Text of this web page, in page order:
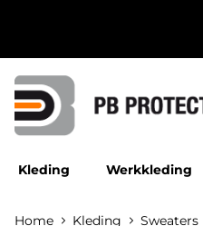
Kleding Werkkleding
Home Kleding Sweaters